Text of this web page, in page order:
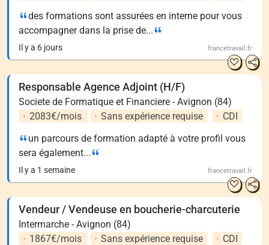
des formations sont assurées en interne pour vous
accompagner dans la prise de...
Il y a 6 jours francetravail.fr
Responsable Agence Adjoint (H/F)
Societe de Formatique et Financiere - Avignon (84)
2083€/mois
Sans expérience requise
CDI
un parcours de formation adapté à votre profil vous
sera également...
Il y a 1 semaine francetravail.fr
Vendeur / Vendeuse en boucherie-charcuterie
Intermarche - Avignon (84)
1867€/mois
Sans expérience requise CDI